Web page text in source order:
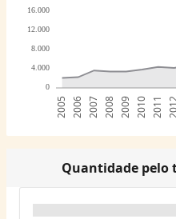
0
4.000
8.000
12.000
16.000
2005 2006 2007 2008 2009 2010 2011 2012
Quantidade pelo